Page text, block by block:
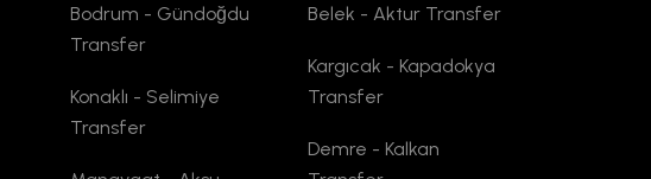
Bodrum - Gündoğdu
Transfer
Konaklı - Selimiye
Transfer
Belek - Aktur Transfer
Kargıcak - Kapadokya
Transfer
Demre - Kalkan